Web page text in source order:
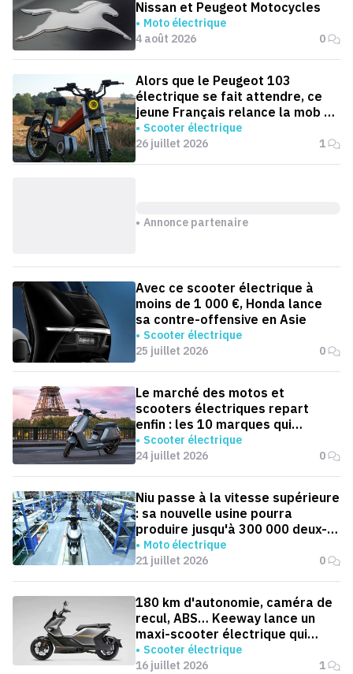
Nissan et Peugeot Motocycles
Moto électrique
4 août 2026
0
Alors que le Peugeot 103
électrique se fait attendre, ce
jeune Français relance la mob en
version électrique
Scooter électrique
26 juillet 2026
1
Annonce partenaire
Avec ce scooter électrique à
moins de 1 000 €, Honda lance
sa contre-offensive en Asie
Scooter électrique
25 juillet 2026
0
Le marché des motos et
scooters électriques repart
enfin : les 10 marques qui
dominent la France
Scooter électrique
24 juillet 2026
0
Niu passe à la vitesse supérieure
: sa nouvelle usine pourra
produire jusqu'à 300 000 deux-
roues électriques par an
Moto électrique
21 juillet 2026
0
180 km d'autonomie, caméra de
recul, ABS… Keeway lance un
maxi-scooter électrique qui
défie le BMW CE 04
Scooter électrique
16 juillet 2026
1